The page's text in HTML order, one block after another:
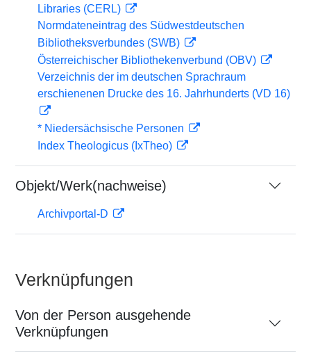
Libraries (CERL)
Normdateneintrag des Südwestdeutschen
Bibliotheksverbundes (SWB)
Österreichischer Bibliothekenverbund (OBV)
Verzeichnis der im deutschen Sprachraum
erschienenen Drucke des 16. Jahrhunderts (VD 16)
* Niedersächsische Personen
Index Theologicus (IxTheo)
Objekt/Werk(nachweise)
Archivportal-D
Verknüpfungen
Von der Person ausgehende
Verknüpfungen